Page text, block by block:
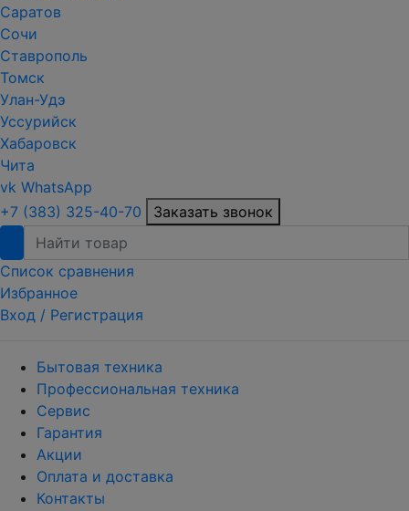
Саратов
Сочи
Ставрополь
Томск
Улан-Удэ
Уссурийск
Хабаровск
Чита
vk WhatsApp
+7 (383) 325-40-70
Заказать звонок
Список сравнения
Избранное
Вход / Регистрация
Бытовая техника
Профессиональная техника
Сервис
Гарантия
Акции
Оплата и доставка
Контакты